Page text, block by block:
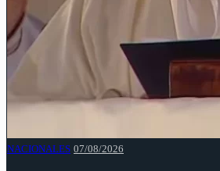
NACIONALES 07/08/2026